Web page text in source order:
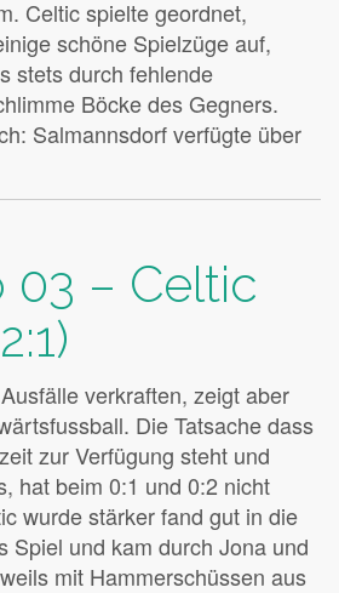
Celtic spielte geordnet,
schöne Spielzüge auf,
stets durch fehlende
Böcke des Gegners.
Salmannsdorf verfügte über
03 – Celtic
verkraften, zeigt aber
Die Tatsache dass
zur Verfügung steht und
hat beim 0:1 und 0:2 nicht
wurde stärker fand gut in die
Spiel und kam durch Jona und
mit Hammerschüssen aus